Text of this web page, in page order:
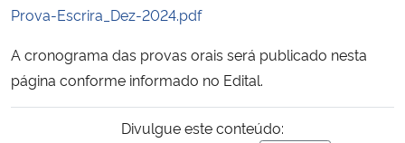
Controladoria-Geral da União
Ministério da Mulher, da Família e dos Direitos Humanos
Secretaria-Geral
Prova-Escrira_Dez-2024.pdf
A cronograma das provas orais será publicado nesta
página conforme informado no Edital.
Divulgue este conteúdo: